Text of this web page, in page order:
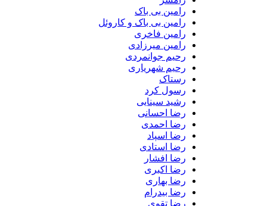
رامین بی باک
رامین بی باک و کاروئل
رامین فاخری
رامین میرزادی
رحیم جوانمردی
رحیم شهریاری
رستاک
رسول کرد
رشید سینایی
رضا احسانی
رضا احمدی
رضا اسپاد
رضا استادی
رضا افشار
رضا اکبری
رضا بهاری
رضا بیدرام
رضا تقوی